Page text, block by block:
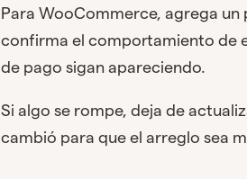
Para WooCommerce, agrega
confirma el comportamiento de
de pago sigan apareciendo.
Si algo se rompe, deja de
cambió para que el arreglo sea